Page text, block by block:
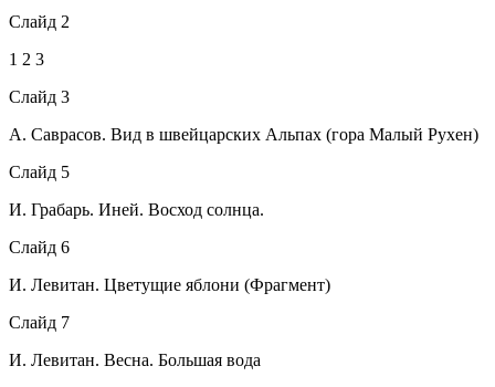
Слайд 2
1 2 3
Слайд 3
А. Саврасов. Вид в швейцарских Альпах (гора Малый Рухен)
Слайд 5
И. Грабарь. Иней. Восход солнца.
Слайд 6
И. Левитан. Цветущие яблони (Фрагмент)
Слайд 7
И. Левитан. Весна. Большая вода